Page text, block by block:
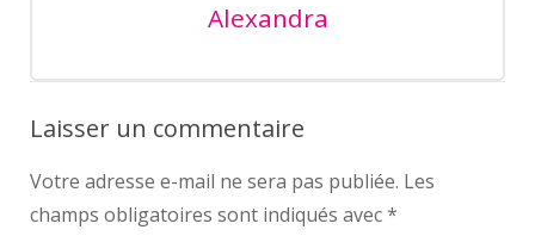
Alexandra
Laisser un commentaire
Votre adresse e-mail ne sera pas publiée. Les
champs obligatoires sont indiqués avec*